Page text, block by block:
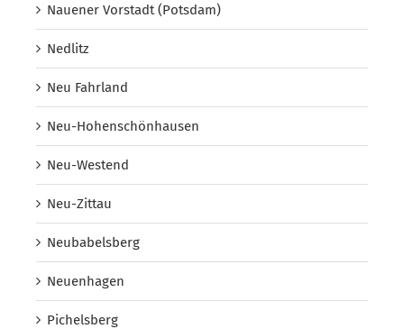
Nauener Vorstadt (Potsdam)
Nedlitz
Neu Fahrland
Neu-Hohenschönhausen
Neu-Westend
Neu-Zittau
Neubabelsberg
Neuenhagen
Pichelsberg